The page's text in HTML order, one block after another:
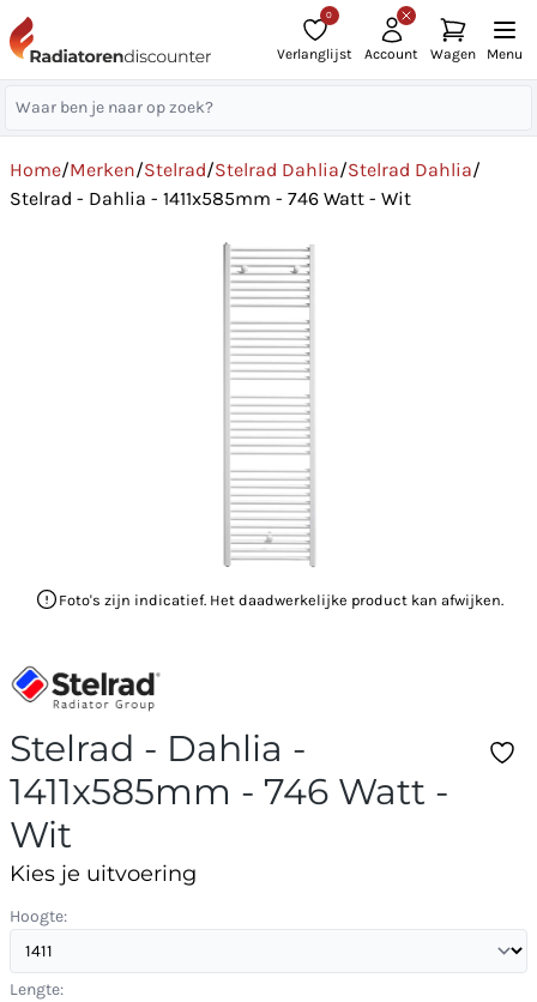
0
Verlanglijst Account Wagen Menu
Home/Merken/Stelrad/Stelrad Dahlia/Stelrad Dahlia/
Stelrad - Dahlia - 1411x585mm - 746 Watt - Wit
Foto's zijn indicatief. Het daadwerkelijke product kan afwijken.
Stelrad - Dahlia -
1411x585mm - 746 Watt -
Wit
Kies je uitvoering
Hoogte:
Lengte: